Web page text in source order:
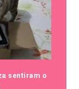
sentiram o